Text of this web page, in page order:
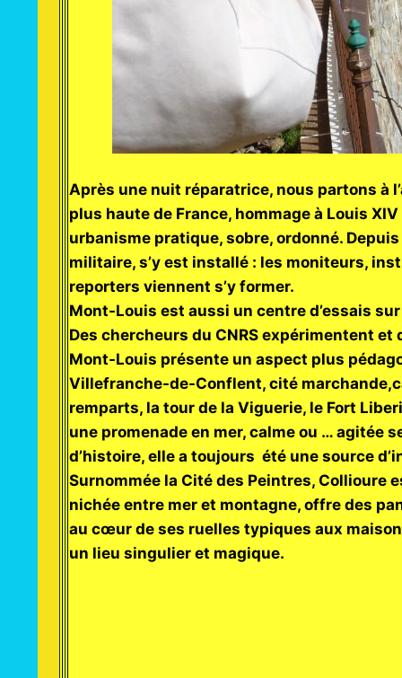
Après une nuit réparatrice, nous partons à
plus haute de France, hommage à Louis
urbanisme pratique, sobre, ordonné.
militaire, s’y est installé : les moniteurs,
reporters viennent s’y former.
Mont-Louis est aussi un centre d’essais
Des chercheurs du CNRS expérimentent
Mont-Louis présente un aspect plus
Villefranche-de-Conflent, cité
remparts, la tour de la Viguerie, le Fort
une promenade en mer, calme ou … agitée
d’histoire, elle a toujours été une source
Surnommée la Cité des Peintres, Collioure
nichée entre mer et montagne, offre des
au cœur de ses ruelles typiques aux
un lieu singulier et magique.